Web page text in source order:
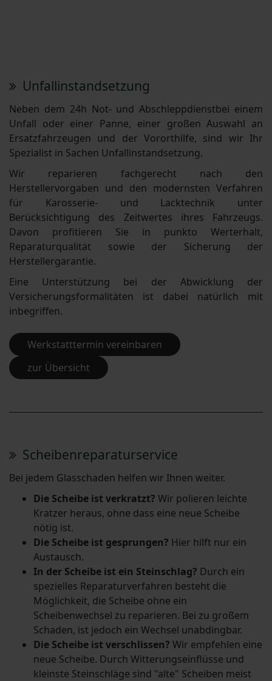
Unfallinstandsetzung
Neben dem 24h Not- und Abschleppdienstbei einem
Unfall oder einer Panne, einer großen Auswahl an
Ersatzfahrzeugen und der Vororthilfe, sind wir Ihr
Spezialist in Sachen Unfallinstandsetzung.
Wir reparieren fachgerecht nach den
Herstellervorgaben und den modernsten Verfahren
für Karosserie- und Lacktechnik unter
Berücksichtigung des Zeitwertes ihres Fahrzeugs.
Davon profitieren Sie in punkto Werterhalt,
Reparaturqualität sowie der Sicherung der
Herstellergarantie.
Eine Unterstützung bei der Abwicklung der
Versicherungsformalitäten ist dabei natürlich mit
inbegriffen.
Werkstatttermin vereinbaren
zur Übersicht
Scheibenreparaturservice
Bei jedem Glasschaden helfen wir Ihnen weiter.
Die Scheibe ist verkratzt? Wir polieren leichte
Kratzer heraus, ohne dass eine neue Scheibe
nötig ist.
Die Scheibe ist gesprungen? Hier hilft nur ein
Austausch.
In der Scheibe ist ein Steinschlag? Durch ein
spezielles Reparaturverfahren besteht die
Möglichkeit, die Scheibe ohne ein
Scheibenwechsel zu reparieren. Bei zu großem
Schaden, ist jedoch ein Wechsel unabdingbar.
Die Scheibe ist verschlissen? Wir empfehlen eine
neue Scheibe. Durch Witterungseinflüsse und
kleinste Steinschläge sind "alte" Scheiben meist